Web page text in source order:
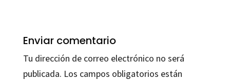
Enviar comentario
Tu dirección de correo electrónico no será
publicada. Los campos obligatorios están